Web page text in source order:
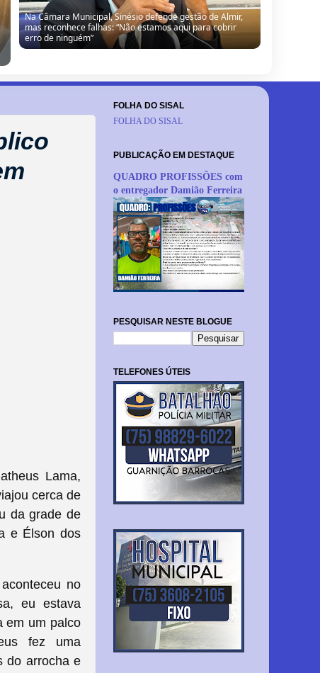
Na Câmara Municipal, Sinésio defende gestão de Almir,
mas reconhece falhas: “Não estamos aqui para cobrir
erro de ninguém”
Lama,
cerca de
da grade de
e Élson dos
no
eu estava
em um palco
fez uma
do arrocha e
FOLHA DO SISAL
FOLHA DO SISAL
PUBLICAÇÃO EM DESTAQUE
QUADRO PROFISSÕES com
o entregador Damião Ferreira
PESQUISAR NESTE BLOGUE
TELEFONES ÚTEIS